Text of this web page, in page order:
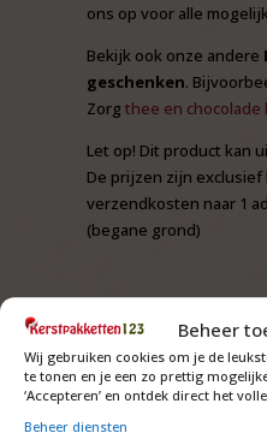
Beheer
Wij gebruiken cookies om je de
te tonen en je een zo prettig
‘Accepteren’ en ontdek direct het
Beheer diensten
ons op voor alle
Bekijk ook onze andere
geschenken.
Zorgthee en
Let op! Dit product kan
De prijzen zijn
verzendkosten naar 1
(begane grond)